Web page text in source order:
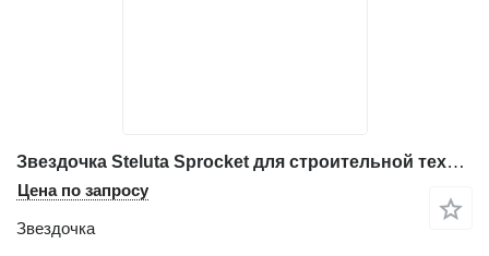
Звездочка Steluta Sprocket для строительной техники Volvo
Цена по запросу
Звездочка